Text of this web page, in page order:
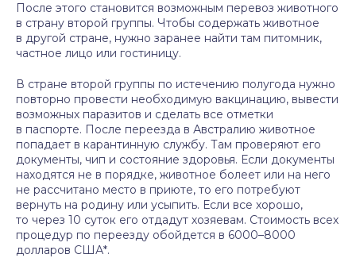
После этого становится возможным перевоз животного
в страну второй группы. Чтобы содержать животное
в другой стране, нужно заранее найти там питомник,
частное лицо или гостиницу.
В стране второй группы по истечению полугода нужно
повторно провести необходимую вакцинацию, вывести
возможных паразитов и сделать все отметки
в паспорте. После переезда в Австралию животное
попадает в карантинную службу. Там проверяют его
документы, чип и состояние здоровья. Если документы
находятся не в порядке, животное болеет или на него
не рассчитано место в приюте, то его потребуют
вернуть на родину или усыпить. Если все хорошо,
то через 10 суток его отдадут хозяевам. Стоимость всех
процедур по переезду обойдется в 6000–8000
долларов США*.